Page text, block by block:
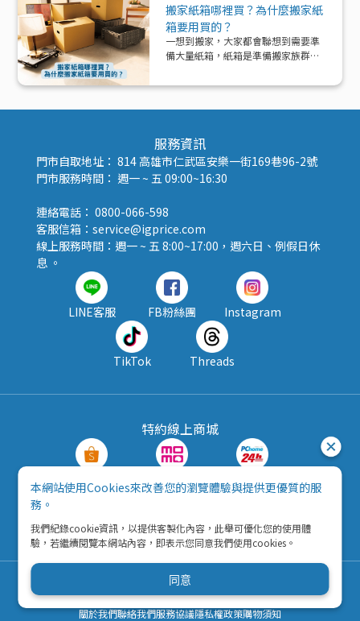
一次解析！
搬家紙箱哪裡買？為什麼搬家紙
箱要用買的？
一想到搬家，大家都會聯想到需要準
備大量紙箱，紙箱是準備搬家族群的
服務資訊
門市自取地址： 814 高雄市仁武區安樂一街169巷96-2號
門市服務時間： 週一 ~ 五 09:00~16:30
連絡電話： 0800-066-598
客服信箱：service@igprice.com
線上服務時間：週一 ~ 五 8:00~17:00，週六日、例假日休
息 。
LINE客服 FB粉絲團 Instagram
TikTok Threads
特約線上商城
露天拍賣 酷澎
Copyright © 2026 五九八資訊科技有限公司
營利事業統一編號：42792216
關於我們聯絡我們服務協議隱私權政策購物須知
本網站使用Cookies來改善您的瀏覽體驗與提供更優質的服
務。
我們紀錄cookie資訊，以提供客製化內容，此舉可優化您的使用體
驗，若繼續閱覽本網站內容，即表示您同意我們使用cookies。
同意